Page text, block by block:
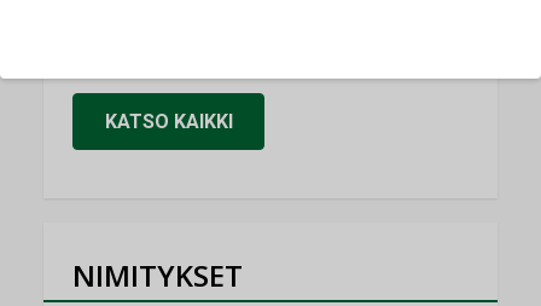
KATSO KAIKKI
NIMITYKSET